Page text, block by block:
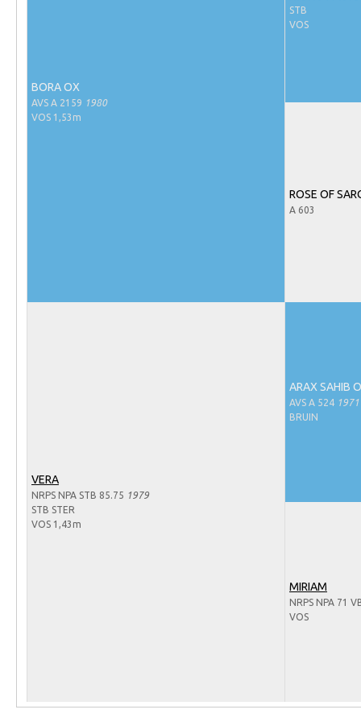
Informatie aan je paard of pony toevoegen
BORA OX
AVS A 2159 1980
VOS 1,53m
STB
VOS
ROSE OF
A 603
VERA
NRPS NPA STB 85.75 1979
STB STER
VOS 1,43m
ARAX SAHIB
AVS A 524 1971
BRUIN
MIRIAM
NRPS NPA 71
VOS